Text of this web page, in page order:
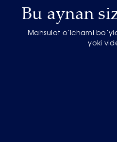
Bu aynan
Mahsulot o‘lchami
yoki